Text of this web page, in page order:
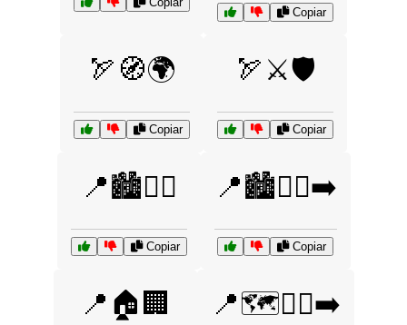
Copiar
🏹🧭🌍
Copiar
🏹⚔️🛡️
Copiar
📍🏙️🚴‍♂️
Copiar
📍🏙️🚶‍♀️➡️
Copiar
📍🏠🏢 📍🗺️🚶‍♀️➡️